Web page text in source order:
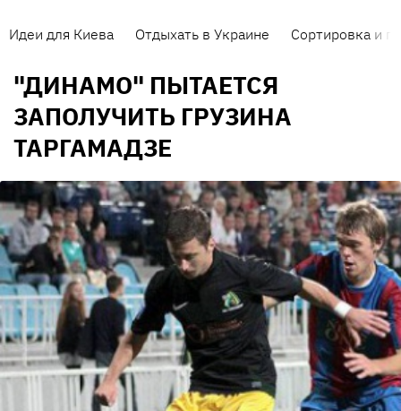
Идеи для Киева Отдыхать в Украине Сортировка и
"ДИНАМО" ПЫТАЕТСЯ
ЗАПОЛУЧИТЬ ГРУЗИНА
ТАРГАМАДЗЕ